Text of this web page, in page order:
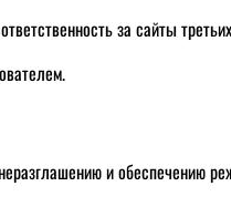
за сайты
и